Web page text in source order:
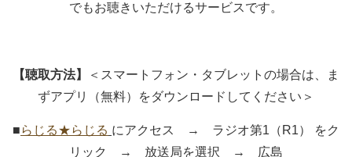
でもお聴きいただけるサービスです。
【聴取方法】
＜スマートフォン・タブレットの場合は、ま
ずアプリ（無料）をダウンロードしてください＞
■らじる★らじる にアクセス → ラジオ第1（R1） をク
リック → 放送局を選択 → 広島